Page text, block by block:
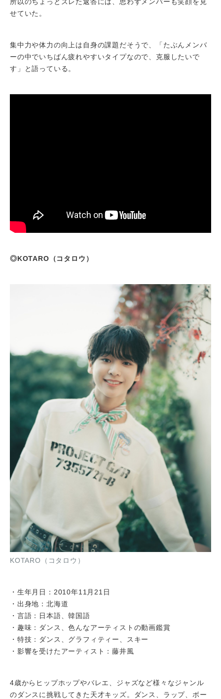
せていた。
集中力や体力の向上は自身の課題だそうで、「たぶんメンバ
ーの中でいちばん疲れやすいタイプなので、克服したいで
す」と語っている。
◎KOTARO（コタロウ）
KOTARO（コタロウ）
・生年月日：2010年11月21日
・出身地：北海道
・言語：日本語、韓国語
・趣味：ダンス、色んなアーティストの動画鑑賞
・特技：ダンス、グラフィティー、スキー
・影響を受けたアーティスト：藤井風
4歳からヒップホップやバレエ、ジャズなど様々なジャンル
のダンスに挑戦してきた天才キッズ。ダンス、ラップ、ボー